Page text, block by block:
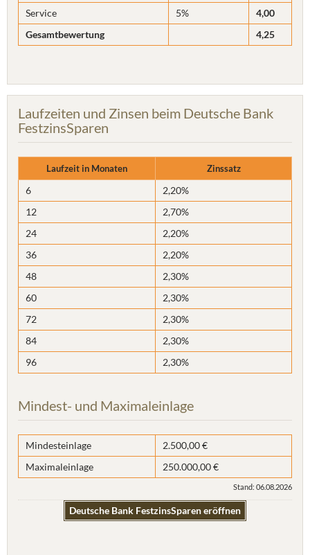
Service
5%
4,00
Gesamtbewertung
4,25
Laufzeiten und Zinsen beim Deutsche Bank
FestzinsSparen
Laufzeit in Monaten Zinssatz
6
2,20%
12
2,70%
24
2,20%
36
2,20%
48
2,30%
60
2,30%
72
2,30%
84
2,30%
96
2,30%
Mindest- und Maximaleinlage
Mindesteinlage
2.500,00 €
Maximaleinlage
250.000,00 €
Stand: 06.08.2026
Deutsche Bank FestzinsSparen eröffnen